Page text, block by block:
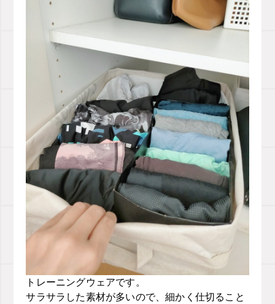
トレーニングウェアです。
サラサラした素材が多いので、細かく仕切ること